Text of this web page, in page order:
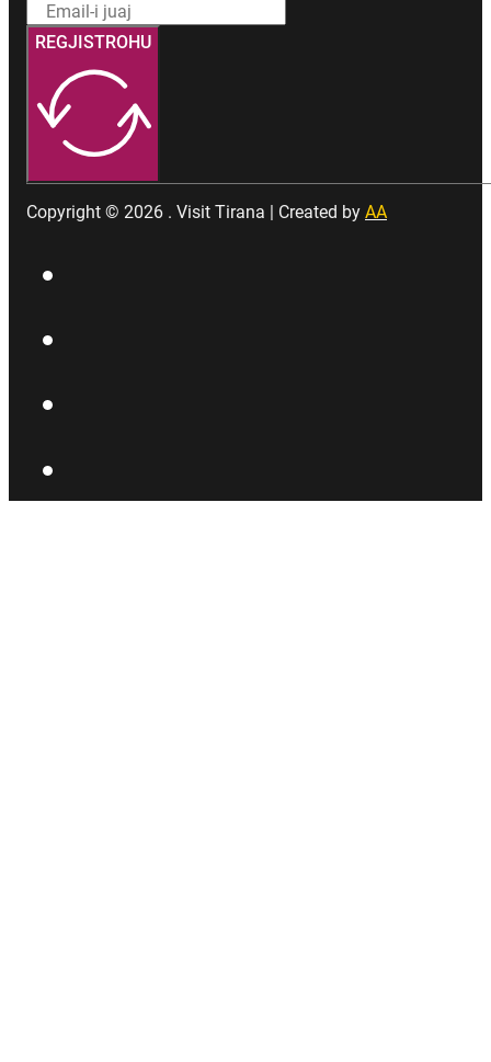
REGJISTROHU
Copyright © 2026 . Visit Tirana | Created by AA